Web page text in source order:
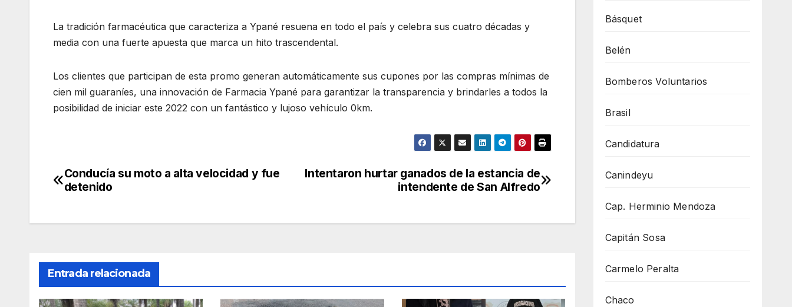
La tradición farmacéutica que caracteriza a Ypané resuena en todo el país y celebra sus cuatro décadas y
media con una fuerte apuesta que marca un hito trascendental.
Los clientes que participan de esta promo generan automáticamente sus cupones por las compras mínimas de
cien mil guaraníes, una innovación de Farmacia Ypané para garantizar la transparencia y brindarles a todos la
posibilidad de iniciar este 2022 con un fantástico y lujoso vehículo 0km.
Navegación
entradas
Intentaron hurtar ganados de la estancia de
intendente de San Alfredo
Conducía su moto a alta velocidad y fue
detenido
Entrada relacionada
Básquet
Belén
Bomberos Voluntarios
Brasil
Candidatura
Canindeyu
Cap. Herminio Mendoza
Capitán Sosa
Carmelo Peralta
Chaco